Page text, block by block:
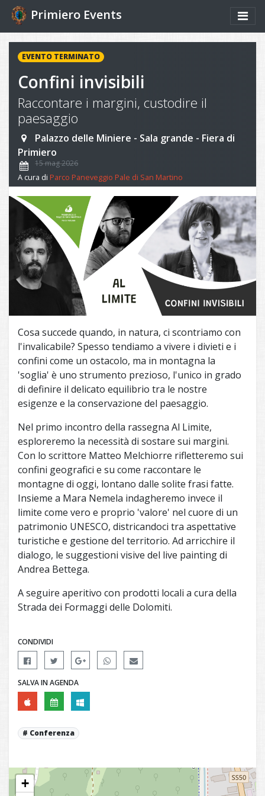
Primiero Events
EVENTO TERMINATO
Confini invisibili
Raccontare i margini, custodire il
paesaggio
Palazzo delle Miniere - Sala grande - Fiera di
Primiero
15 mag 2026
A cura di Parco Paneveggio Pale di San Martino
Cosa succede quando, in natura, ci scontriamo con
l'invalicabile? Spesso tendiamo a vivere i divieti e i
confini come un ostacolo, ma in montagna la
'soglia' è uno strumento prezioso, l'unico in grado
di definire il delicato equilibrio tra le nostre
esigenze e la conservazione del paesaggio.
Nel primo incontro della rassegna Al Limite,
esploreremo la necessità di sostare sui margini.
Con lo scrittore Matteo Melchiorre rifletteremo sui
confini geografici e su come raccontare le
montagne di oggi, lontano dalle solite frasi fatte.
Insieme a Mara Nemela indagheremo invece il
limite come vero e proprio 'valore' nel cuore di un
patrimonio UNESCO, districandoci tra aspettative
turistiche e gestione del territorio. Ad arricchire il
dialogo, le suggestioni visive del live painting di
Andrea Bettega.
A seguire aperitivo con prodotti locali a cura della
Strada dei Formaggi delle Dolomiti.
CONDIVIDI
SALVA IN AGENDA
Conferenza
+